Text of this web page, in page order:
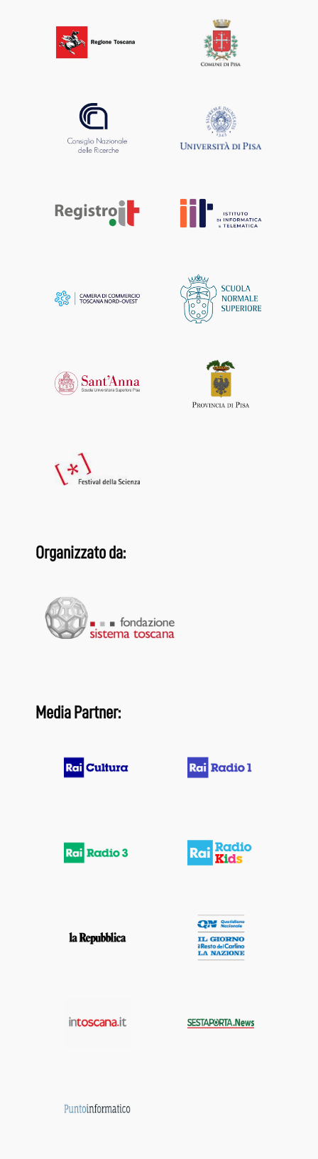
Organizzato da:
Media Partner: